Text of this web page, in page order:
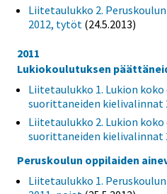
Liitetaulukko 2.
2012, tytöt (24.5.2013)
2011
Lukiokoulutuksen
Liitetaulukko 1. Lukion
suorittaneiden kielivalinnat
Liitetaulukko 2. Lukion
suorittaneiden kielivalinnat
Peruskoulun oppilaiden
Liitetaulukko 1.